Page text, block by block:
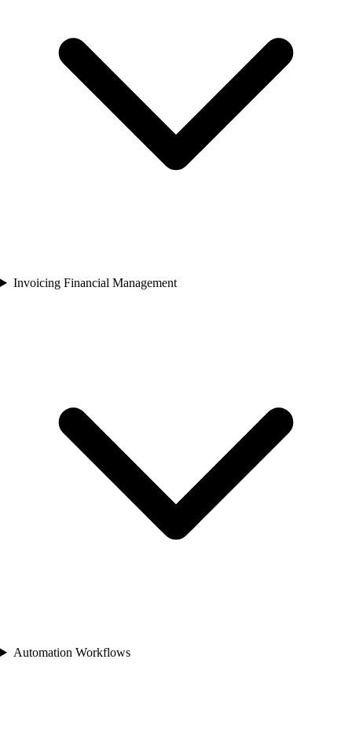
Invoicing Financial Management
Automation Workflows